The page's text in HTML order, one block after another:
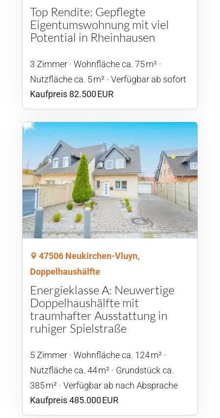
Top Rendite: Gepflegte
Eigentumswohnung mit viel
Potential in Rheinhausen
3 Zimmer
Wohnfläche ca. 75 m²
Nutzfläche ca. 5 m²
Verfügbar ab sofort
Kaufpreis 82.500 EUR
47506 Neukirchen-Vluyn,
Doppelhaushälfte
Energieklasse A: Neuwertige
Doppelhaushälfte mit
traumhafter Ausstattung in
ruhiger Spielstraße
5 Zimmer
Wohnfläche ca. 124 m²
Nutzfläche ca. 44 m²
Grund­stück ca.
385 m²
Verfügbar ab nach Absprache
Kaufpreis 485.000 EUR